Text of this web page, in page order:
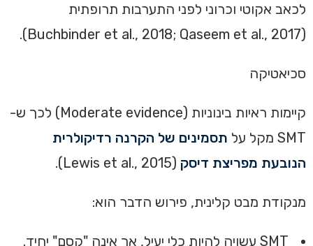
לכאב אקוטי וכרוני לפני התערבות תרופתית
(
Buchbinder et al., 2018; Qaseem et al., 2017
).
סכיאטיקה
קיימות ראיות בינוניות (Moderate evidence) לכך ש-
SMT מקל על
תסמינים של הקרנה רדיקולרית
הנובעת מפריצת דיסק (Lewis et al., 2015).
מנקודת מבט קלינית, פירוש הדבר הוא: